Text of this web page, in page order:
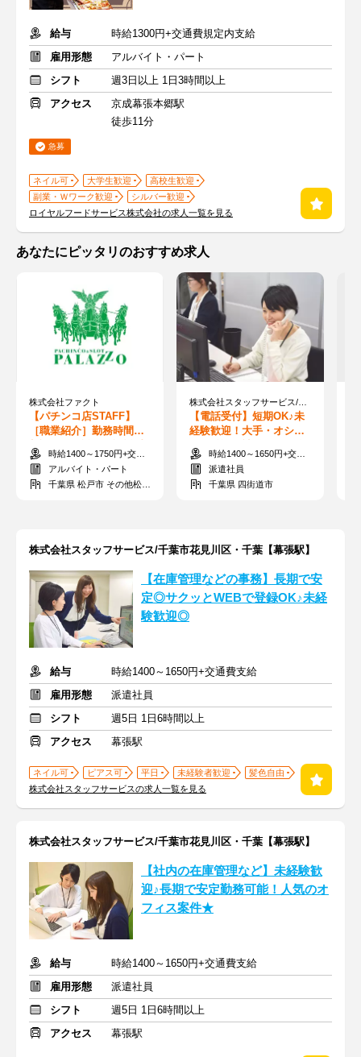
給与
時給1300円+交通費規定内支給
雇用形態
アルバイト・パート
シフト
週3日以上 1日3時間以上
アクセス
京成幕張本郷駅
徒歩11分
急募
ネイル可 大学生歓迎
高校生歓迎
副業・Ｗワーク歓迎
シルバー歓迎
ロイヤルフードサービス株式会社の求人一覧を見る
あなたにピッタリのおすすめ求人
株式会社ファクト
【パチンコ店STAFF】
［職業紹介］勤務時間の
相談可/◎髪色・髪型自由
[15418]A
時給1400～1750円+交通費支給
アルバイト・パート
千葉県 松戸市 その他松戸市
【電話受付】短期OK♪未
経験歓迎！大手・オシャ
レOK等、希望条件から選
べる時給1400～1650円+交通費支給
派遣社員
千葉県 四街道市
株式会社スタッフサービス/千葉市花見川区・千葉【幕張駅】
【在庫管理などの事務】長期で安
定◎サクッとWEBで登録OK♪未経
験歓迎◎
給与
時給1400～1650円+交通費支給
雇用形態
派遣社員
シフト
週5日 1日6時間以上
アクセス
幕張駅
ネイル可 ピアス可 平日 未経験者歓迎
髪色自由
株式会社スタッフサービスの求人一覧を見る
株式会社スタッフサービス/千葉市花見川区・千葉【幕張駅】
【社内の在庫管理など】未経験歓
迎♪長期で安定勤務可能！人気のオ
フィス案件★
給与
時給1400～1650円+交通費支給
雇用形態
派遣社員
シフト
週5日 1日6時間以上
アクセス
幕張駅